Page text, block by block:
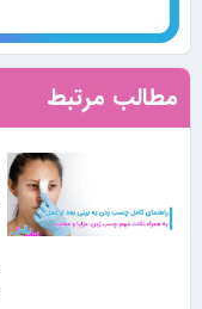
مطالب مرتبط